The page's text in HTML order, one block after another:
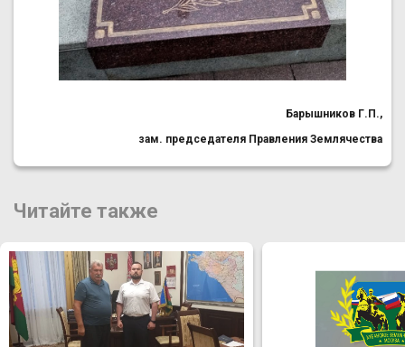
Барышников Г.П.,
зам. председателя Правления Землячества
Читайте также